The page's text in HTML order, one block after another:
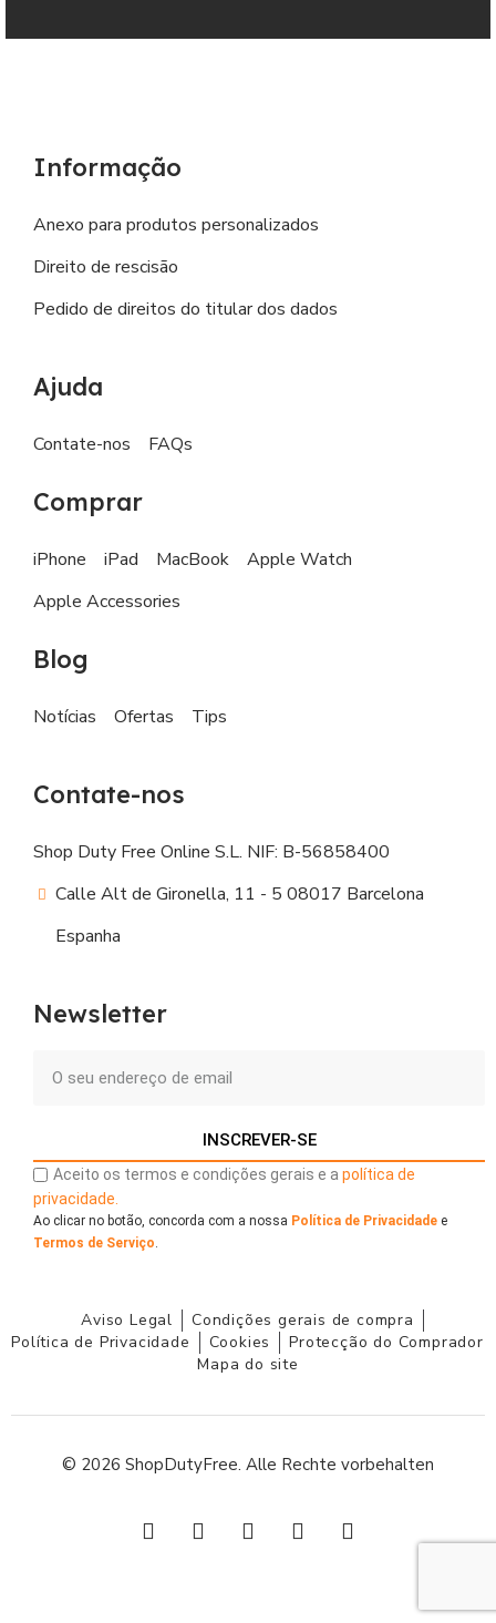
Informação
Anexo para produtos personalizados
Direito de rescisão
Pedido de direitos do titular dos dados
Ajuda
Contate-nos FAQs
Comprar
iPhone iPad MacBook
Apple Watch
Apple Accessories
Blog
Notícias Ofertas Tips
Contate-nos
Shop Duty Free Online S.L. NIF: B-56858400
Calle Alt de Gironella, 11 - 5 08017 Barcelona
Espanha
Newsletter
INSCREVER-SE
Aceito os termos e condições gerais e a política de
privacidade.
Ao clicar no botão, concorda com a nossa Política de Privacidade e
Termos de Serviço
Aviso Legal
Condições gerais de compra
Política de Privacidade
Cookies
Protecção do Comprador
Mapa do site
© 2026 ShopDutyFree. Alle Rechte vorbehalten